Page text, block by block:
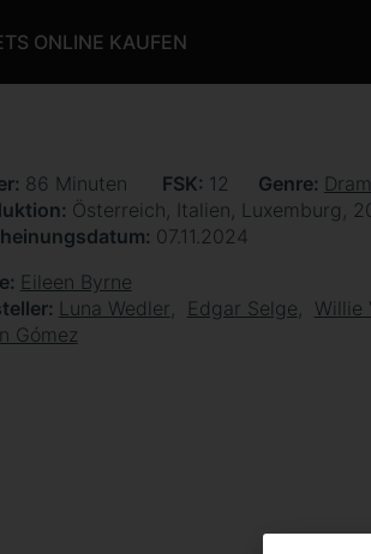
ONLINE KAUFEN
86 Minuten FSK 12 Genre
Österreich, Italien, Luxemburg,
07.11.2024
Eileen Byrne
Luna Wedler Edgar Selge Willie
Gómez